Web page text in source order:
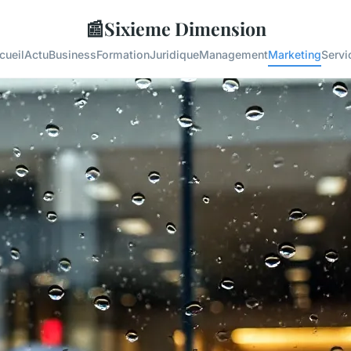
📰Sixieme Dimension
ActuBusinessFormationJuridiqueManagementMarketing